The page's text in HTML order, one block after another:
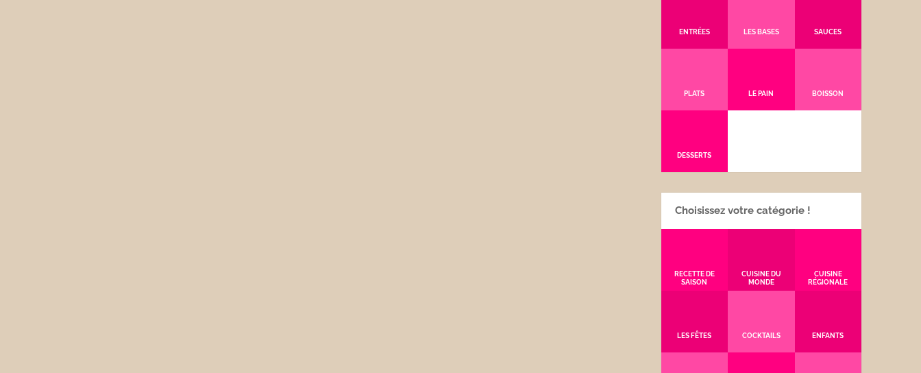
ENTRÉES LES BASES SAUCES
PLATS LE PAIN BOISSON
DESSERTS
Choisissez votre catégorie !
RECETTE DE
SAISON
CUISINE DU
MONDE
CUISINE
RÉGIONALE
LES FÊTES COCKTAILS ENFANTS